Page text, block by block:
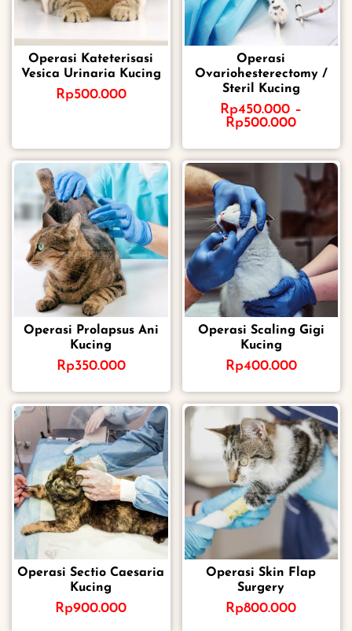
Operasi Kateterisasi
Vesica Urinaria Kucing
Rp500.000
Operasi
Ovariohesterectomy /
Steril Kucing
Rp450.000 –
Rp500.000
Operasi Prolapsus Ani
Kucing
Rp350.000
Operasi Scaling Gigi
Kucing
Rp400.000
Operasi Sectio Caesaria
Kucing
Rp900.000
Operasi Skin Flap
Surgery
Rp800.000